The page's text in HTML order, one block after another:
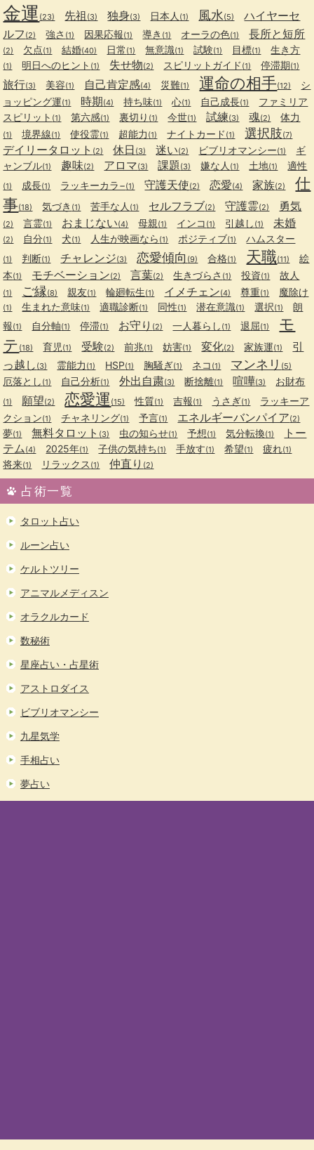
金運 (23) 先祖 (3) 独身(3) 日本人 (1) 風水(5)
ハイヤーセ
ルフ (2) 強さ (1) 因果応報(1) 導き (1) オーラの色(1) 長所と短所
(2) 欠点(1) 結婚(40) 日常 (1) 無意識(1) 試験(1) 目標(1) 生き方
(1) 明日へのヒント (1) 失せ物(2) スピリットガイド (1) 停滞期(1)
旅行(3) 美容(1) 自己肯定感(4) 災難(1) 運命の相手(12)
シ
ョッピング運(1) 時期(4) 持ち味(1) 心(1) 自己成長(1)
ファミリア
スピリット (1) 第六感(1) 裏切り (1) 今世(1) 試練(3) 魂(2) 体力
(1) 境界線(1) 使役霊(1) 超能力 (1) ナイトカード (1) 選択肢(7)
デイリータロット (2) 休日 (3) 迷い(2) ビブリオマンシー(1)
ギ
ャンブル(1) 趣味(2) アロマ(3) 課題 (3) 嫌な人 (1) 土地(1) 適性
(1) 成長(1) ラッキーカラ−(1) 守護天使(2) 恋愛(4) 家族(2)
仕
事(18) 気づき (1) 苦手な人 (1) セルフラブ(2) 守護霊(2) 勇気
(2) 言霊(1) おまじない(4) 母親(1) インコ (1) 引越し (1) 未婚
(2) 自分(1) 犬(1) 人生が映画なら (1) ポジティブ(1) ハムスター
(1) 判断(1) チャレンジ(3) 恋愛傾向 (9) 合格(1) 天職(11)
絵
本(1) モチベーション(2) 言葉(2) 生きづらさ (1) 投資(1) 故人
(1) ご縁(8) 親友(1) 輪廻転生(1) イメチェン(4) 尊重(1) 魔除け
(1) 生まれた意味(1) 適職診断(1) 同性(1) 潜在意識(1) 選択(1)
朗
報(1) 自分軸(1) 停滞(1) お守り (2) 一人暮らし (1) 退屈(1)
モ
テ (18) 育児 (1) 受験(2) 前兆(1) 妨害(1) 変化(2) 家族運(1)
引
っ越し (3) 霊能力 (1) HSP(1) 胸騒ぎ(1) ネコ (1) マンネリ (5)
厄落とし (1) 自己分析(1) 外出自粛(3) 断捨離(1) 喧嘩(3) お財布
(1) 願望(2) 恋愛運 (15) 性質(1) 吉報(1) うさぎ(1)
ラッキーア
クション(1) チャネリング(1) 予言(1) エネルギーバンパイア(2)
夢(1) 無料タロット (3) 虫の知らせ(1) 予想(1) 気分転換(1)
トー
テム (4) 2025年(1) 子供の気持ち(1) 手放す(1) 希望(1) 疲れ(1)
将来(1) リラックス (1) 仲直り (2)
占術一覧
タロット占い
ルーン占い
ケルトツリー
アニマルメディスン
オラクルカード
数秘術
星座占い・占星術
アストロダイス
ビブリオマンシー
九星気学
手相占い
夢占い